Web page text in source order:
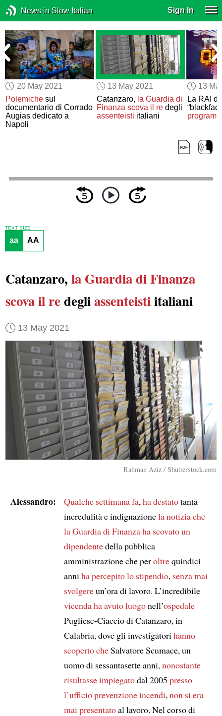
News in Slow Italian Sign In
20 May 2021
Polemiche sul
documentario di Corrado
Augias dedicato a
Napoli
13 May 2021
Catanzaro, la Guardia di
Finanza scova il redegli
assenteisti italiani
13
La RAI
TEXT SIZE
aa AA
Catanzaro, la Guardia di Finanza
scovail redegliassenteistiitaliani
13 May 2021
Rahman Aziz / Shutterstock.com
Alessandro: Qualche settimana fa, ha destatotanta
incredulità e indignazionela notizia che
la Guardia di Finanzaha scovatoun
dipendentedella pubblica
amministrazione che peroltrequindici
anni ha percepitolo stipendio, senza mai
svolgereun’ora di lavoro. L’incredibile
vicendaha avuto luogonell’ospedale
Pugliese-Ciaccio di Catanzaro, in
Calabria, dove gli investigatori hanno
scoperto cheSalvatore Scumace, un
uomo di sessantasette anni, nonostante
risultasse impiegatodal 2005 presso
l’ufficioprevenzione incendi, non si era
mai presentatoal lavoro. Nel corso di